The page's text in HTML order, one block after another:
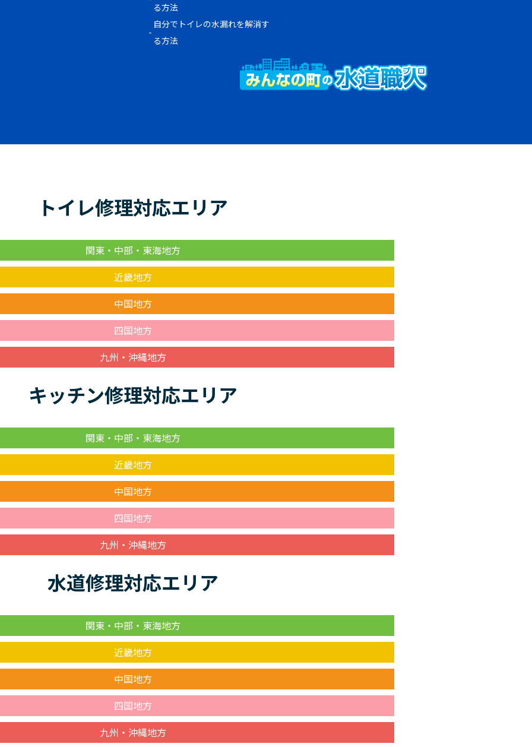
る方法
自分でトイレの水漏れを解消す
る方法
トイレ修理対応エリア
関東・中部・東海地方
近畿地方
中国地方
四国地方
九州・沖縄地方
キッチン修理対応エリア
関東・中部・東海地方
近畿地方
中国地方
四国地方
九州・沖縄地方
水道修理対応エリア
関東・中部・東海地方
近畿地方
中国地方
四国地方
九州・沖縄地方